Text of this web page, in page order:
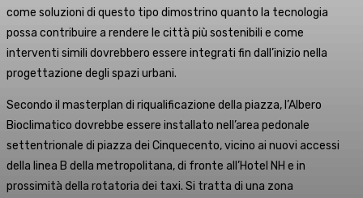
come soluzioni di questo tipo dimostrino quanto la tecnologia
possa contribuire a rendere le città più sostenibili e come
interventi simili dovrebbero essere integrati fin dall’inizio nella
progettazione degli spazi urbani.
Secondo il masterplan di riqualificazione della piazza, l’Albero
Bioclimatico dovrebbe essere installato nell’area pedonale
settentrionale di piazza dei Cinquecento, vicino ai nuovi accessi
della linea B della metropolitana, di fronte all’Hotel NH e in
prossimità della rotatoria dei taxi. Si tratta di una zona